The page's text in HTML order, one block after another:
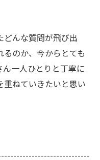
どんな質問が飛び出
るのか、今からとても
一人ひとりと丁寧に
重ねていきたいと思い